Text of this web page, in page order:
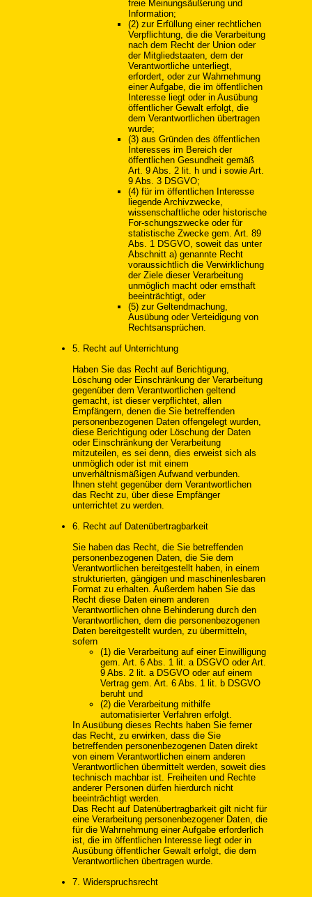
freie Meinungsäußerung und
Information;
(2) zur Erfüllung einer rechtlichen
Verpflichtung, die die Verarbeitung
nach dem Recht der Union oder
der Mitgliedstaaten, dem der
Verantwortliche unterliegt,
erfordert, oder zur Wahrnehmung
einer Aufgabe, die im öffentlichen
Interesse liegt oder in Ausübung
öffentlicher Gewalt erfolgt, die
dem Verantwortlichen übertragen
wurde;
(3) aus Gründen des öffentlichen
Interesses im Bereich der
öffentlichen Gesundheit gemäß
Art. 9 Abs. 2 lit. h und i sowie Art.
9 Abs. 3 DSGVO;
(4) für im öffentlichen Interesse
liegende Archivzwecke,
wissenschaftliche oder historische
For-schungszwecke oder für
statistische Zwecke gem. Art. 89
Abs. 1 DSGVO, soweit das unter
Abschnitt a) genannte Recht
voraussichtlich die Verwirklichung
der Ziele dieser Verarbeitung
unmöglich macht oder ernsthaft
beeinträchtigt, oder
(5) zur Geltendmachung,
Ausübung oder Verteidigung von
Rechtsansprüchen.
5. Recht auf Unterrichtung
Haben Sie das Recht auf Berichtigung,
Löschung oder Einschränkung der Verarbeitung
gegenüber dem Verantwortlichen geltend
gemacht, ist dieser verpflichtet, allen
Empfängern, denen die Sie betreffenden
personenbezogenen Daten offengelegt wurden,
diese Berichtigung oder Löschung der Daten
oder Einschränkung der Verarbeitung
mitzuteilen, es sei denn, dies erweist sich als
unmöglich oder ist mit einem
unverhältnismäßigen Aufwand verbunden.
Ihnen steht gegenüber dem Verantwortlichen
das Recht zu, über diese Empfänger
unterrichtet zu werden.
6. Recht auf Datenübertragbarkeit
Sie haben das Recht, die Sie betreffenden
personenbezogenen Daten, die Sie dem
Verantwortlichen bereitgestellt haben, in einem
strukturierten, gängigen und maschinenlesbaren
Format zu erhalten. Außerdem haben Sie das
Recht diese Daten einem anderen
Verantwortlichen ohne Behinderung durch den
Verantwortlichen, dem die personenbezogenen
Daten bereitgestellt wurden, zu übermitteln,
sofern
(1) die Verarbeitung auf einer Einwilligung
gem. Art. 6 Abs. 1 lit. a DSGVO oder Art.
9 Abs. 2 lit. a DSGVO oder auf einem
Vertrag gem. Art. 6 Abs. 1 lit. b DSGVO
beruht und
(2) die Verarbeitung mithilfe
automatisierter Verfahren erfolgt.
In Ausübung dieses Rechts haben Sie ferner
das Recht, zu erwirken, dass die Sie
betreffenden personenbezogenen Daten direkt
von einem Verantwortlichen einem anderen
Verantwortlichen übermittelt werden, soweit dies
technisch machbar ist. Freiheiten und Rechte
anderer Personen dürfen hierdurch nicht
beeinträchtigt werden.
Das Recht auf Datenübertragbarkeit gilt nicht für
eine Verarbeitung personenbezogener Daten, die
für die Wahrnehmung einer Aufgabe erforderlich
ist, die im öffentlichen Interesse liegt oder in
Ausübung öffentlicher Gewalt erfolgt, die dem
Verantwortlichen übertragen wurde.
7. Widerspruchsrecht